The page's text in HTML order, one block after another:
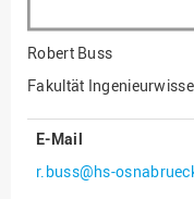
Gesellschaftliches
Hochschulleitung
Hochschulplanung/-
Robert Buss
Fakultät
E-Mail
r.buss@hs-